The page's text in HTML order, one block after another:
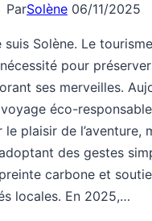
ParSolène 06/11/2025
suis Solène. Le
pour
ses merveilles.
éco-
plaisir de l’aventure,
des gestes
carbone et
locales. En 2025,…